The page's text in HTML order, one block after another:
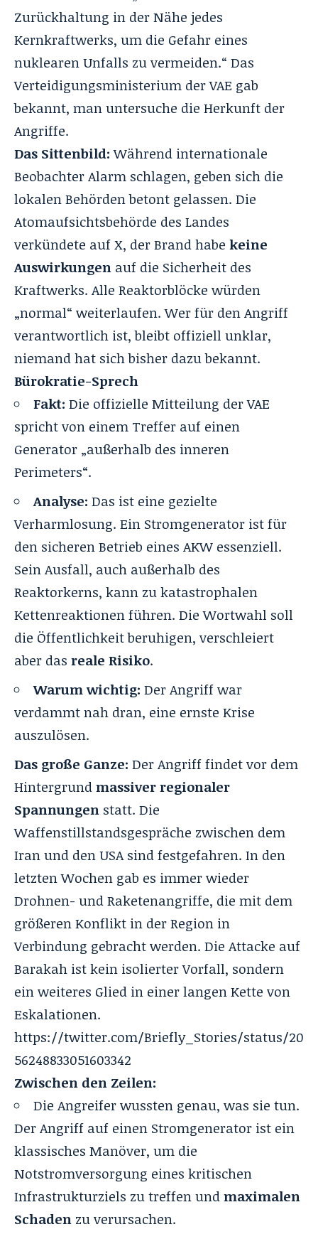
Zurückhaltung in der Nähe jedes
Kernkraftwerks, um die Gefahr eines
nuklearen Unfalls zu vermeiden.“ Das
Verteidigungsministerium der VAE gab
bekannt, man untersuche die Herkunft der
Angriffe.
Das Sittenbild:Während internationale
Beobachter Alarm schlagen, geben sich die
lokalen Behörden betont gelassen. Die
Atomaufsichtsbehörde des Landes
verkündete auf X, der Brand habe keine
Auswirkungen auf die Sicherheit des
Kraftwerks. Alle Reaktorblöcke würden
„normal“ weiterlaufen. Wer für den Angriff
verantwortlich ist, bleibt offiziell unklar,
niemand hat sich bisher dazu bekannt.
Bürokratie-Sprech
Fakt: Die offizielle Mitteilung der VAE
spricht von einem Treffer auf einen
Generator „außerhalb des inneren
Perimeters“.
Analyse: Das ist eine gezielte
Verharmlosung. Ein Stromgenerator ist für
den sicheren Betrieb eines AKW essenziell.
Sein Ausfall, auch außerhalb des
Reaktorkerns, kann zu katastrophalen
Kettenreaktionen führen. Die Wortwahl soll
die Öffentlichkeit beruhigen, verschleiert
aber das reale Risiko.
Warum wichtig: Der Angriff war
verdammt nah dran, eine ernste Krise
auszulösen.
Das große Ganze: Der Angriff findet vor dem
Hintergrundmassiver regionaler
Spannungen statt. Die
Waffenstillstandsgespräche zwischen dem
Iran und den USA sind festgefahren. In den
letzten Wochen gab es immer wieder
Drohnen- und Raketenangriffe, die mit dem
größeren Konflikt in der Region in
Verbindung gebracht werden. Die Attacke auf
Barakah ist kein isolierter Vorfall, sondern
ein weiteres Glied in einer langen Kette von
Eskalationen.
https://twitter.com/Briefly_Stories/status/20
56248833051603342
Zwischen den Zeilen:
Die Angreifer wussten genau, was sie tun.
Der Angriff auf einen Stromgenerator ist ein
klassisches Manöver, um die
Notstromversorgung eines kritischen
Infrastrukturziels zu treffen undmaximalen
Schaden zu verursachen.